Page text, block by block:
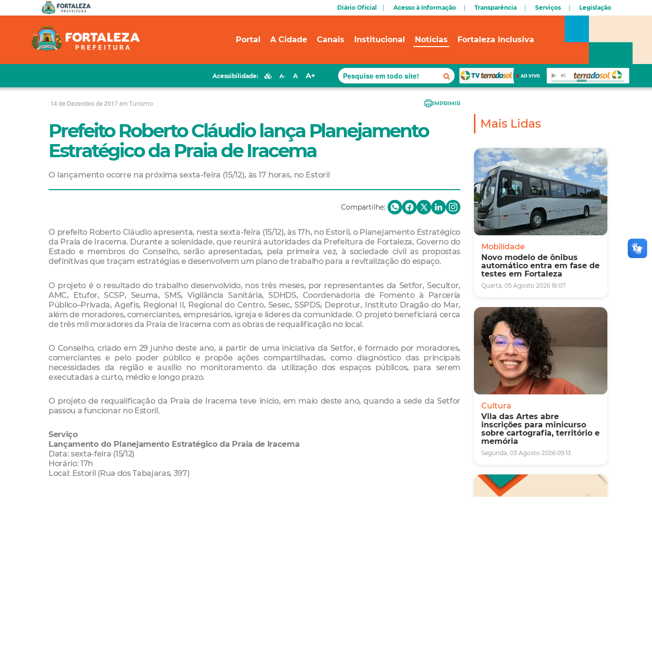
Diário Oficial Acesso à Informação Transparência Serviços Legislação
Portal A Cidade Canais Institucional Notícias Fortaleza Inclusiva
Acessibilidade: A- A A+
14 de Dezembro de 2017 em Turismo IMPRIMIR
Prefeito Roberto Cláudio lança Planejamento
Estratégico da Praia de Iracema
O lançamento ocorre na próxima sexta-feira (15/12), às 17 horas, no Estoril
Compartilhe:
O prefeito Roberto Cláudio apresenta, nesta sexta-feira (15/12), às 17h, no Estoril, o Planejamento Estratégico
da Praia de Iracema. Durante a solenidade, que reunirá autoridades da Prefeitura de Fortaleza, Governo do
Estado e membros do Conselho, serão apresentadas, pela primeira vez, à sociedade civil as propostas
definitivas que traçam estratégias e desenvolvem um plano de trabalho para a revitalização do espaço.
O projeto é o resultado do trabalho desenvolvido, nos três meses, por representantes da Setfor, Secultor,
AMC, Etufor, SCSP, Seuma, SMS, Vigilância Sanitária, SDHDS, Coordenadoria de Fomento à Parceria
Público–Privada, Agefis, Regional II, Regional do Centro, Sesec, SSPDS, Deprotur, Instituto Dragão do Mar,
além de moradores, comerciantes, empresários, igreja e líderes da comunidade. O projeto beneficiará cerca
de três mil moradores da Praia de Iracema com as obras de requalificação no local.
O Conselho, criado em 29 junho deste ano, a partir de uma iniciativa da Setfor, é formado por moradores,
comerciantes e pelo poder público e propõe ações compartilhadas, como diagnóstico das principais
necessidades da região e auxílio no monitoramento da utilização dos espaços públicos, para serem
executadas a curto, médio e longo prazo.
O projeto de requalificação da Praia de Iracema teve início, em maio deste ano, quando a sede da Setfor
passou a funcionar no Estoril.
Serviço
Lançamento do Planejamento Estratégico da Praia de Iracema
Data: sexta-feira (15/12)
Horário: 17h
Local: Estoril (Rua dos Tabajaras, 397)
Mais Lidas
Mobilidade
Novo modelo de ônibus
automático entra em fase de
testes em Fortaleza
Quarta, 05 Agosto 2026 16:07
Cultura
Vila das Artes abre
inscrições para minicurso
sobre cartografia, território e
memória
Segunda, 03 Agosto 2026 09:13